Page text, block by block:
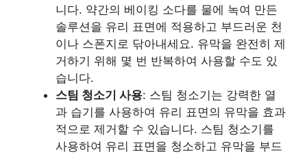
니다. 약간의 베이킹 소다를 물에 녹여 만든
솔루션을 유리 표면에 적용하고 부드러운 천
이나 스폰지로 닦아내세요. 유막을 완전히 제
거하기 위해 몇 번 반복하여 사용할 수도 있
습니다.
스팀 청소기 사용: 스팀 청소기는 강력한 열
과 습기를 사용하여 유리 표면의 유막을 효과
적으로 제거할 수 있습니다. 스팀 청소기를
사용하여 유리 표면을 청소하고 유막을 부드